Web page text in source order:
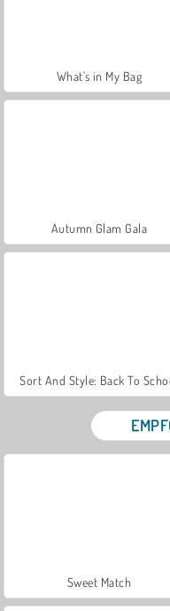
What's in My Bag
Autumn Glam Gala
Sort And Style: Back To
Sweet Match